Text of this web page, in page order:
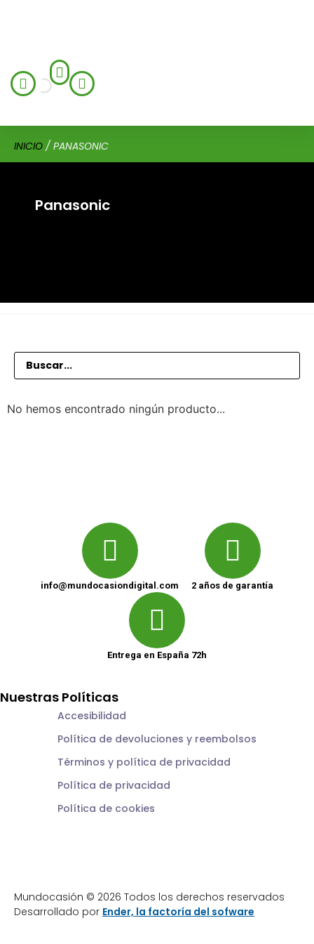
INICIO / PANASONIC
Panasonic
No hemos encontrado ningún producto...
info@mundocasiondigital.com 2 años de garantía
Entrega en España 72h
Nuestras Políticas
Accesibilidad
Política de devoluciones y reembolsos
Términos y política de privacidad
Política de privacidad
Política de cookies
Mundocasión © 2026 Todos los derechos reservados
Desarrollado por Ender, la factoría del sofware